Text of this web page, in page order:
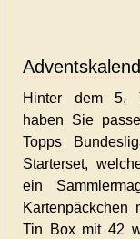
Hinter dem 5.
haben Sie
Topps
Starterset,
ein
Tin Box mit 42